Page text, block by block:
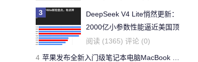
3
DeepSeek V4 Lite悄然更新：
2000亿小参数性能逼近美国顶
流
阅读 (1365) 评论 (0)
4 苹果发布全新入门级笔记本电脑MacBook Neo 起售价599美元